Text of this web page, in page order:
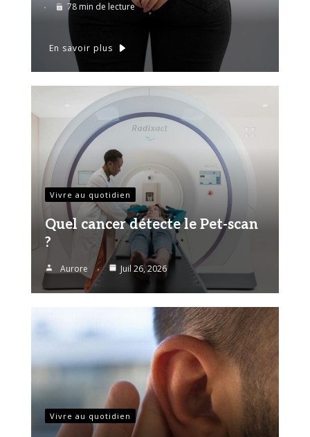
78 min de lecture
En savoir plus
Vivre au quotidien
Quel cancer détecte le Pet-scan
?
Aurore Juil 26, 2026
Vivre au quotidien